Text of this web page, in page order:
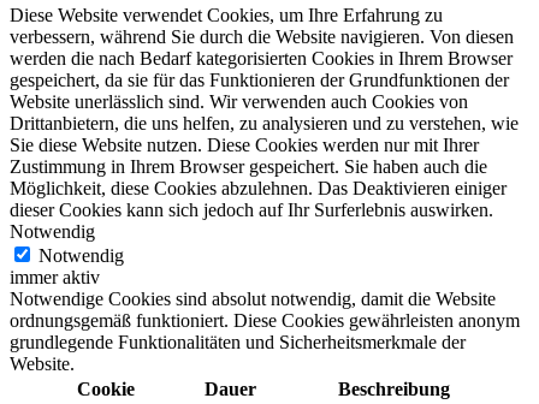
Diese Website verwendet Cookies, um Ihre Erfahrung zu
verbessern, während Sie durch die Website navigieren. Von diesen
werden die nach Bedarf kategorisierten Cookies in Ihrem Browser
gespeichert, da sie für das Funktionieren der Grundfunktionen der
Website unerlässlich sind. Wir verwenden auch Cookies von
Drittanbietern, die uns helfen, zu analysieren und zu verstehen, wie
Sie diese Website nutzen. Diese Cookies werden nur mit Ihrer
Zustimmung in Ihrem Browser gespeichert. Sie haben auch die
Möglichkeit, diese Cookies abzulehnen. Das Deaktivieren einiger
dieser Cookies kann sich jedoch auf Ihr Surferlebnis auswirken.
Notwendig
Notwendig
immer aktiv
Notwendige Cookies sind absolut notwendig, damit die Website
ordnungsgemäß funktioniert. Diese Cookies gewährleisten anonym
grundlegende Funktionalitäten und Sicherheitsmerkmale der
Website.
Cookie
Dauer Beschreibung